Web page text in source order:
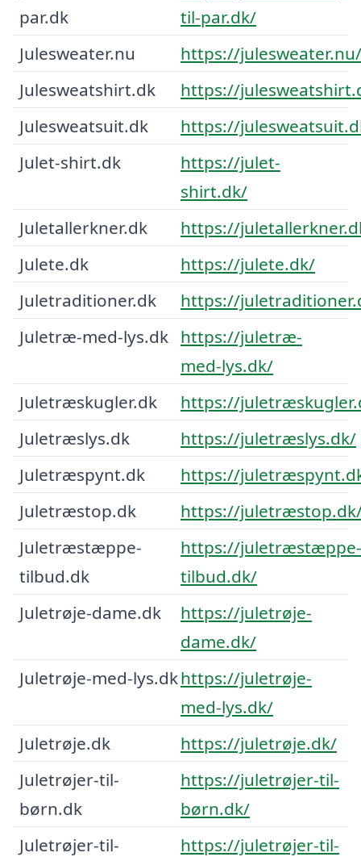
par.dk
til-par.dk/
Julesweater.nu
https://julesweater.nu/
Julesweatshirt.dk
https://
Julesweatsuit.dk
https://
Julet-shirt.dk
https://julet-
shirt.dk/
Juletallerkner.dk
https://
Julete.dk
https://julete.dk/
Juletraditioner.dk
https://
Juletræ-med-lys.dk https://juletræ-
med-lys.dk/
Juletræskugler.dk
https://
Juletræslys.dk
https://juletræslys.dk/
Juletræspynt.dk
https://
Juletræstop.dk
https://
Juletræstæppe-
tilbud.dk
https://juletræstæppe-
tilbud.dk/
Juletrøje-dame.dk
https://juletrøje-
dame.dk/
Juletrøje-med-lys.dkhttps://juletrøje-
med-lys.dk/
Juletrøje.dk
https://juletrøje.dk/
Juletrøjer-til-
børn.dk
https://juletrøjer-til-
børn.dk/
Juletrøjer-til-
https://juletrøjer-til-